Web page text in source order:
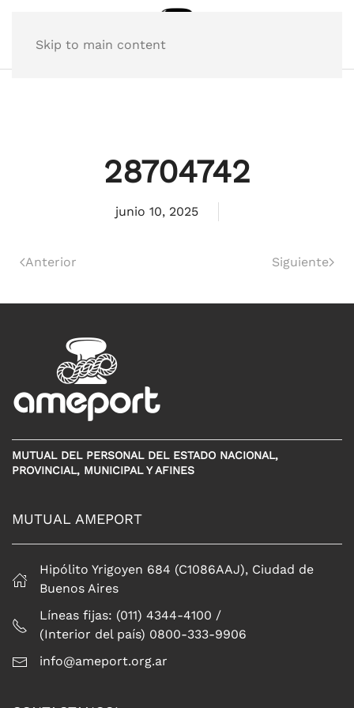
Skip to main content
28704742
junio 10, 2025
Anterior Siguiente
MUTUAL DEL PERSONAL DEL ESTADO NACIONAL,
PROVINCIAL, MUNICIPAL Y AFINES
MUTUAL AMEPORT
Hipólito Yrigoyen 684 (C1086AAJ), Ciudad de
Buenos Aires
Líneas fijas: (011) 4344-4100 /
(Interior del país) 0800-333-9906
info@ameport.org.ar